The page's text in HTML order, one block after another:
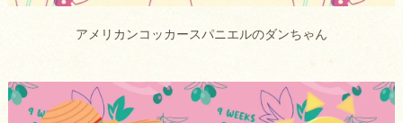
アメリカンコッカースパニエルのダンちゃん